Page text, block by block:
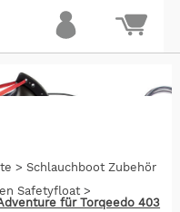
>Schlauchboot Zubehör
Safetyfloat >
für Torqeedo 403